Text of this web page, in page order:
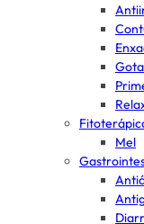
Gota
Mel